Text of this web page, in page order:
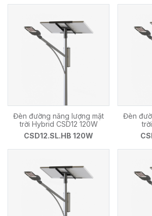
Đèn đường năng lượng mặt
trời Hybrid CSD12 120W
CSD12.SL.HB 120W
Đèn